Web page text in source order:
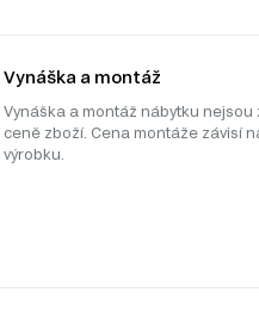
Vynáška a montáž
Vynáška a montáž nábytku nejsou
ceně zboží. Cena montáže závisí
výrobku.